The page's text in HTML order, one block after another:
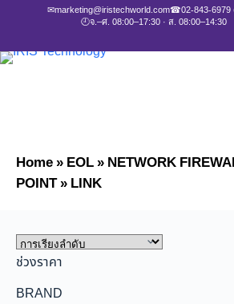
✉marketing@iristechworld.com☎02-843-6979
🕘จ.–ศ. 08:00–17:30 · ส. 08:00–14:30
Home»EOL»NETWORK
POINT»LINK
ช่วงราคา
BRAND